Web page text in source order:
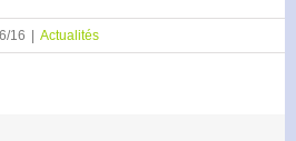
16 Actualités